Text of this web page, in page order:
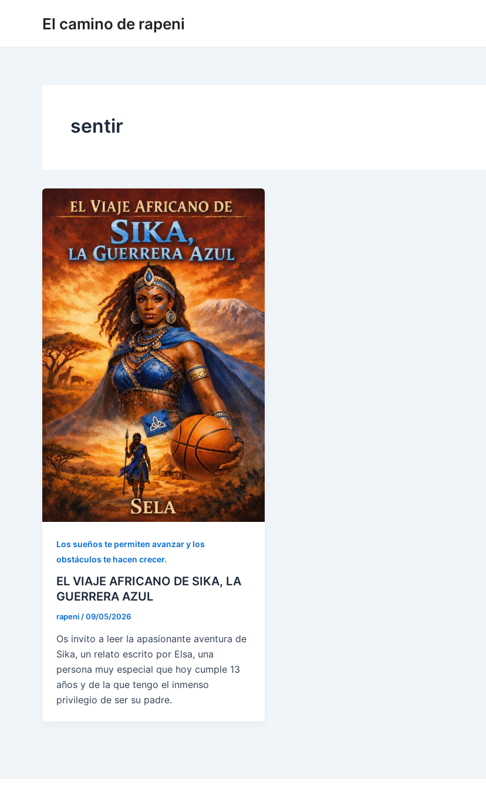
El camino de rapeni
sentir
Los sueños te permiten avanzar y los
obstáculos te hacen crecer.
EL VIAJE AFRICANO DE SIKA, LA
GUERRERA AZUL
rapeni/09/05/2026
Os invito a leer la apasionante aventura de
Sika, un relato escrito por Elsa, una
persona muy especial que hoy cumple 13
años y de la que tengo el inmenso
privilegio de ser su padre.